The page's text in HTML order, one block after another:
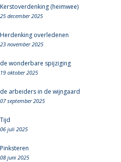
Kerstoverdenking (heimwee)
25 december 2025
Herdenking overledenen
23 november 2025
de wonderbare spijziging
19 oktober 2025
de arbeiders in de wijngaard
07 september 2025
Tijd
06 juli 2025
Pinksteren
08 juni 2025